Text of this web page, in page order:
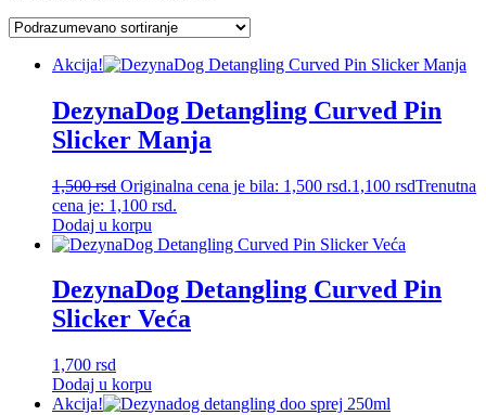
Akcija!
DezynaDog Detangling Curved Pin
Slicker Manja
1,500rsd Originalna cena je bila: 1,500 rsd.1,100 rsdTrenutna
cena je: 1,100 rsd.
Dodaj u korpu
DezynaDog Detangling Curved Pin
Slicker Veća
1,700 rsd
Dodaj u korpu
Akcija!